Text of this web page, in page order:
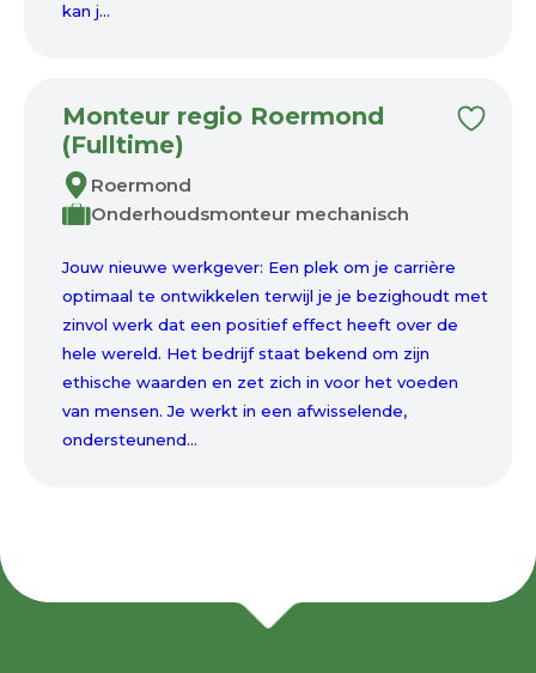
kan j...
Monteur regio Roermond
(Fulltime)
Roermond
Onderhoudsmonteur mechanisch
Jouw nieuwe werkgever: Een plek om je carrière
optimaal te ontwikkelen terwijl je je bezighoudt met
zinvol werk dat een positief effect heeft over de
hele wereld. Het bedrijf staat bekend om zijn
ethische waarden en zet zich in voor het voeden
van mensen. Je werkt in een afwisselende,
ondersteunend...